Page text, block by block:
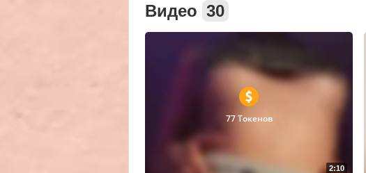
Видео 30
2:10
77 Токенов